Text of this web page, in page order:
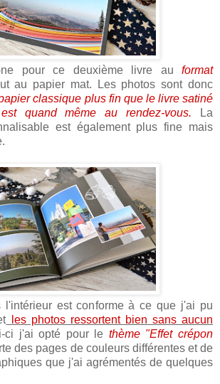
pour ce deuxième livre au format
au papier mat. Les photos sont donc
classique plus fin que le livre satiné
quand même au rendez-vous. La
est également plus fine mais
l'intérieur est conforme à ce que j'ai pu
les photos ressortent bien sans aucun
ci j'ai opté pour le thème "Effet crépon
des pages de couleurs différentes et de
que j'ai agrémentés de quelques